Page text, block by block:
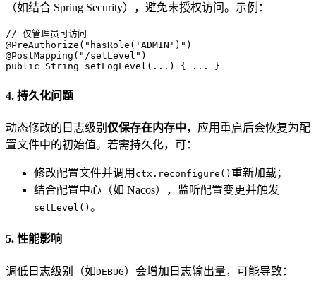
（如结合 Spring Security），避免未授权访问。示例：
// 仅管理员可访问
@PreAuthorize("hasRole('ADMIN')")
@PostMapping("/setLevel")
public String setLogLevel (...) { ... }
4. 持久化问题
动态修改的日志级别 仅保存在内存中，应用重启后会恢复为配
置文件中的初始值。若需持久化，可：
修改配置文件并调用 ctx.reconfigure() 重新加载；
结合配置中心（如 Nacos），监听配置变更并触发
setLevel() 。
5. 性能影响
调低日志级别（如DEBUG）会增加日志输出量，可能导致：